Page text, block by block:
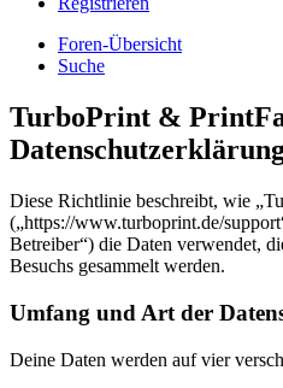
Foren-Übersicht
Suche
TurboPrint &
Diese Richtlinie beschreibt, wie
(„https://www.turboprint.de/
Betreiber“) die Daten verwendet,
Besuchs gesammelt werden.
Umfang und Art der
Deine Daten werden auf vier